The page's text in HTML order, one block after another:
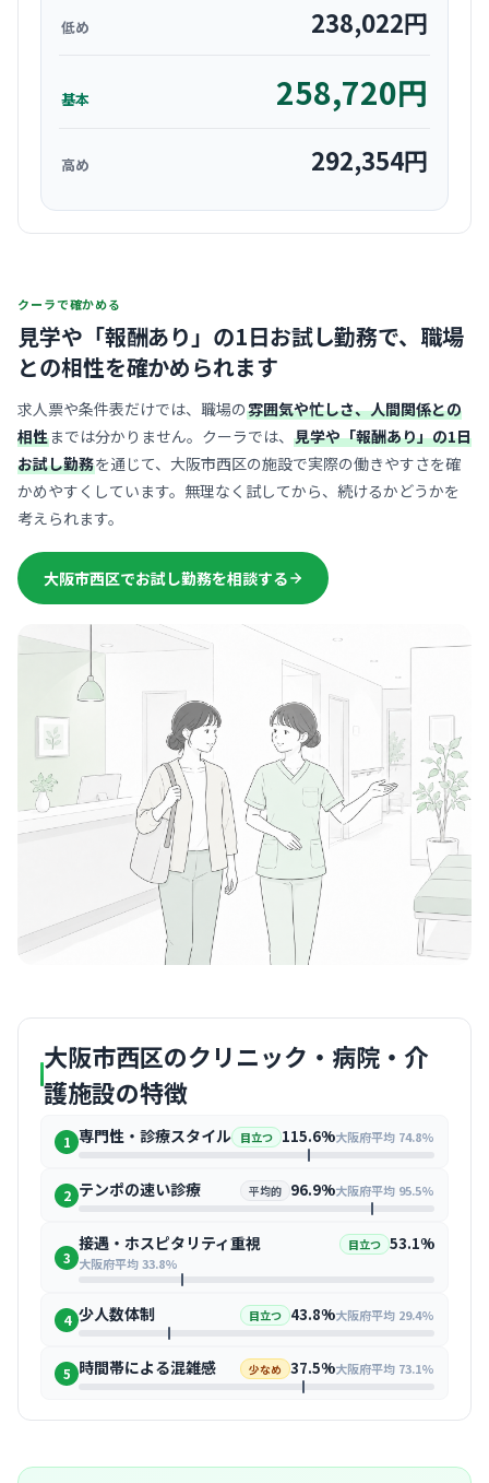
低め 238,022円
基本 258,720円
高め 292,354円
クーラで確かめる
見学や「報酬あり」の1日お試し勤務で、 職場
との相性を確かめられます
求人票や条件表だけでは、職場の雰囲気や忙しさ、人間関係との
相性までは分かりません。クーラでは、 見学や「報酬あり」の1日
お試し勤務を通じて、大阪市西区の施設で実際の働きやすさを確
かめやすくしています。無理なく試してから、続けるかどうかを
考えられます。
大阪市西区でお試し勤務を相談する
大阪市西区のクリニック・病院・介
護施設の特徴
1 専門性・診療スタイル 目立つ 115.6%大阪府平均 74.8%
2 テンポの速い診療 平均的 96.9%大阪府平均 95.5%
3
接遇・ホスピタリティ重視 目立つ 53.1%
大阪府平均 33.8%
4 少人数体制 目立つ 43.8%大阪府平均 29.4%
5 時間帯による混雑感 少なめ 37.5%大阪府平均 73.1%